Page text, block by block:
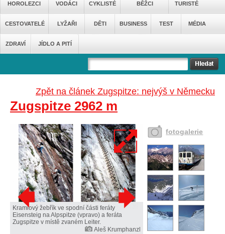
HOROLEZCI VODÁCI CYKLISTÉ BĚŽCI TURISTÉ
CESTOVATELÉ LYŽAŘI DĚTI BUSINESS TEST MÉDIA
ZDRAVÍ JÍDLO A PITÍ
Zpět na článek Zugspitze: nejvýš v Německu
Zugspitze 2962 m
Kramlový žebřík ve spodní části feráty
Eisensteig na Alpspitze (vpravo) a feráta
Zugspitze v místě zvaném Leiter.
Aleš Krumphanzl
fotogalerie